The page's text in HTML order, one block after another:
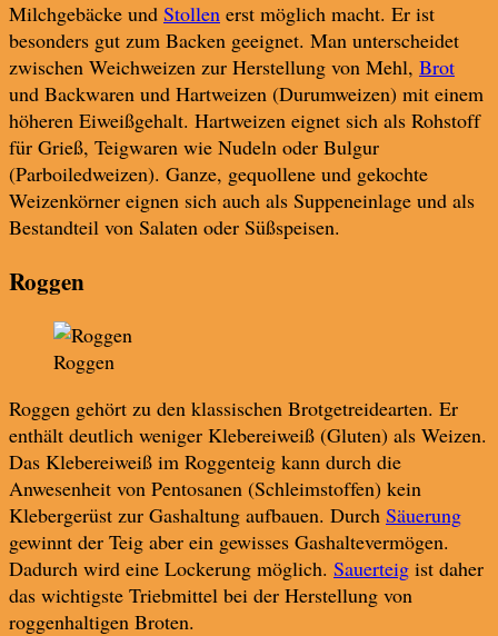
Milchgebäcke und Stollen erst möglich macht. Er ist
besonders gut zum Backen geeignet. Man unterscheidet
zwischen Weichweizen zur Herstellung von Mehl, Brot
und Backwaren und Hartweizen (Durumweizen) mit einem
höheren Eiweißgehalt. Hartweizen eignet sich als Rohstoff
für Grieß, Teigwaren wie Nudeln oder Bulgur
(Parboiledweizen). Ganze, gequollene und gekochte
Weizenkörner eignen sich auch als Suppeneinlage und als
Bestandteil von Salaten oder Süßspeisen.
Roggen
Roggen
Roggen gehört zu den klassischen Brotgetreidearten. Er
enthält deutlich weniger Klebereiweiß (Gluten) als Weizen.
Das Klebereiweiß im Roggenteig kann durch die
Anwesenheit von Pentosanen (Schleimstoffen) kein
Klebergerüst zur Gashaltung aufbauen. Durch Säuerung
gewinnt der Teig aber ein gewisses Gashaltevermögen.
Dadurch wird eine Lockerung möglich. Sauerteig ist daher
das wichtigste Triebmittel bei der Herstellung von
roggenhaltigen Broten.